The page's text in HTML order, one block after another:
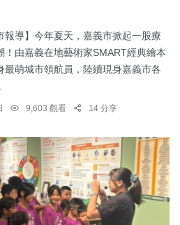
報導】今年夏天，嘉義市掀起一股療
由嘉義在地藝術家SMART經典繪本
萌城市領航員，陸續現身嘉義市各
9,603 觀看 14 分享